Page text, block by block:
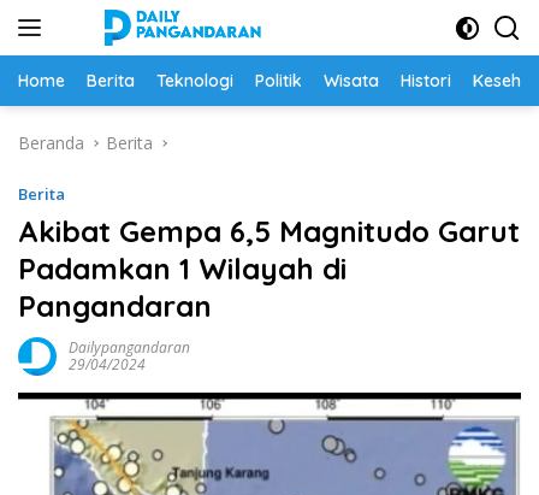
Home Berita Teknologi Politik Wisata Histori
Beranda Berita
Berita
Akibat Gempa 6,5 Magnitudo Garut
Padamkan 1 Wilayah di
Pangandaran
Dailypangandaran
29/04/2024